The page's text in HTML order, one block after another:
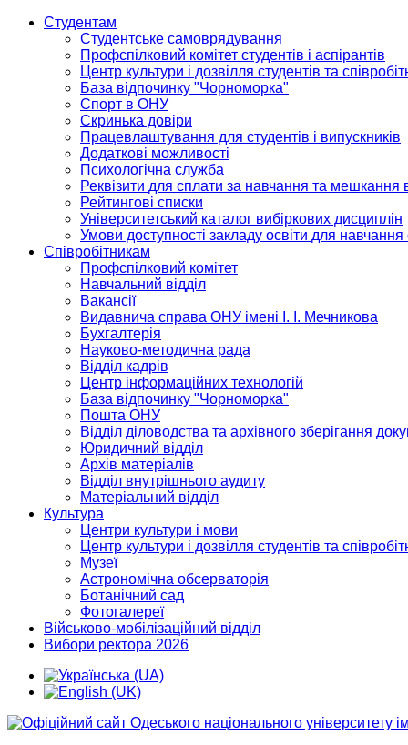
Студентам
Студентське самоврядування
Профспілковий комітет студентів і аспірантів
Центр культури і дозвілля студентів та
База відпочинку "Чорноморка"
Спорт в ОНУ
Скринька довіри
Працевлаштування для студентів і випускників
Додаткові можливості
Психологічна служба
Реквізити для сплати за навчання та мешкання
Рейтингові списки
Університетський каталог вибіркових дисциплін
Умови доступності закладу освіти для
Співробітникам
Профспілковий комітет
Навчальний відділ
Вакансії
Видавнича справа ОНУ імені І. І. Мечникова
Бухгалтерія
Науково-методична рада
Відділ кадрів
Центр інформаційних технологій
База відпочинку "Чорноморка"
Пошта ОНУ
Відділ діловодства та архівного зберігання
Юридичний відділ
Архів матеріалів
Відділ внутрішнього аудиту
Матеріальний відділ
Культура
Центри культури і мови
Центр культури і дозвілля студентів та
Музеї
Астрономічна обсерваторія
Ботанічний сад
Фотогалереї
Військово-мобілізаційний відділ
Вибори ректора 2026